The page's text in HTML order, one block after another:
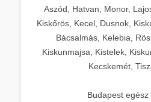
Aszód, Hatvan, Monor,
Kiskőrös, Kecel, Dusnok,
Bácsalmás, Kelebia,
Kiskunmajsa, Kistelek,
Kecskemét,
Budapest egész